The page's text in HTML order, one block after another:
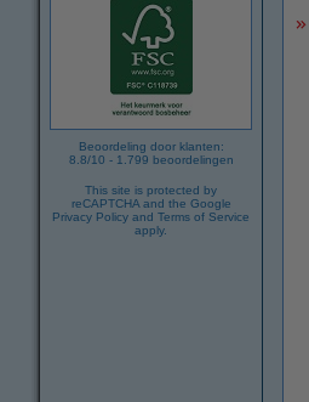
Beoordeling door klanten:
8.8/10 - 1.799 beoordelingen
This site is protected by
reCAPTCHA and the Google
Privacy Policy and Terms of Service
apply.